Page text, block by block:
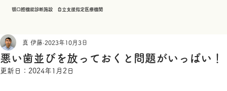
顎口腔機能診断施設 自立支援指定医療機関
悪い歯並びを放っておくと問題がいっぱい！
真 伊藤 2023年10月3日
更新日： 2024年1月2日